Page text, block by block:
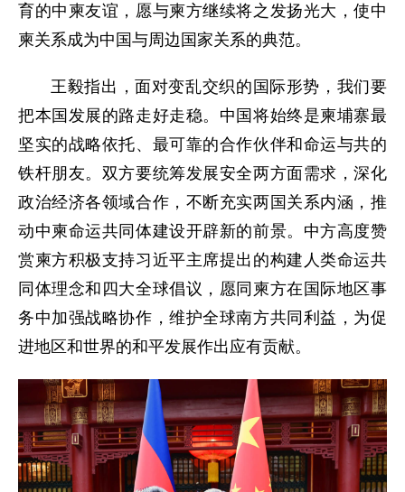
育的中柬友谊，愿与柬方继续将之发扬光大，使中
柬关系成为中国与周边国家关系的典范。
王毅指出，面对变乱交织的国际形势，我们要
把本国发展的路走好走稳。中国将始终是柬埔寨最
坚实的战略依托、最可靠的合作伙伴和命运与共的
铁杆朋友。双方要统筹发展安全两方面需求，深化
政治经济各领域合作，不断充实两国关系内涵，推
动中柬命运共同体建设开辟新的前景。中方高度赞
赏柬方积极支持习近平主席提出的构建人类命运共
同体理念和四大全球倡议，愿同柬方在国际地区事
务中加强战略协作，维护全球南方共同利益，为促
进地区和世界的和平发展作出应有贡献。